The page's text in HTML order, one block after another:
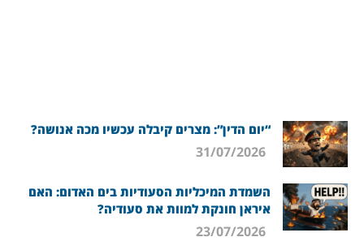
“יום הדין”: מצרים קיבלה עכשיו מכה אנושה?
השמדת המיכליות הסעודיות בים האדום: האם
איראן חונקת למוות את סעודיה?